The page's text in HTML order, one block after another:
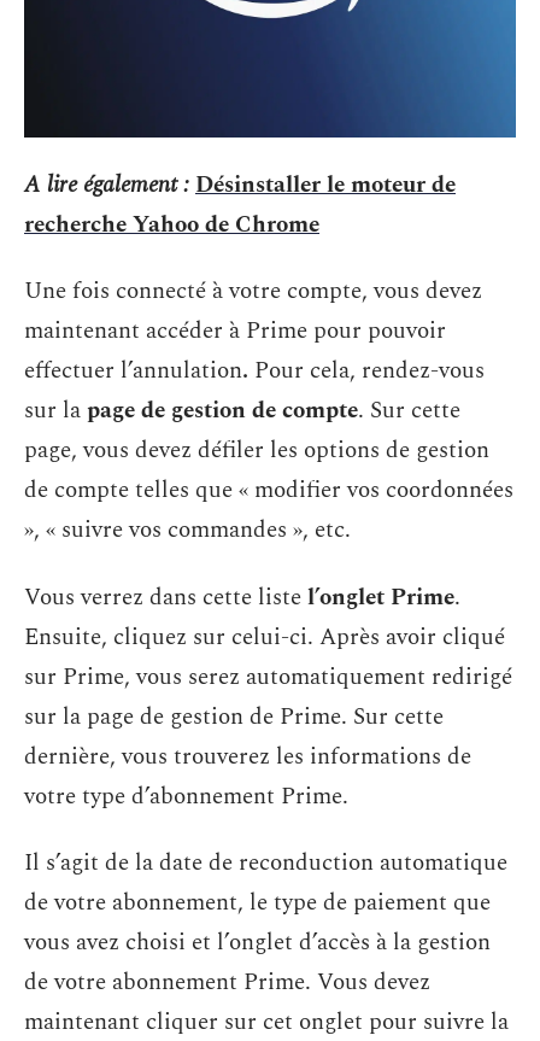
A lire également :Désinstaller le moteur de
recherche Yahoo de Chrome
Une fois connecté à votre compte, vous devez
maintenant accéder à Prime pour pouvoir
effectuer l’annulation. Pour cela, rendez-vous
sur lapage de gestion de compte. Sur cette
page, vous devez défiler les options de gestion
de compte telles que « modifier vos coordonnées
», « suivre vos commandes », etc.
Vous verrez dans cette listel’onglet Prime.
Ensuite, cliquez sur celui-ci. Après avoir cliqué
sur Prime, vous serez automatiquement redirigé
sur la page de gestion de Prime. Sur cette
dernière, vous trouverez les informations de
votre type d’abonnement Prime.
Il s’agit de la date de reconduction automatique
de votre abonnement, le type de paiement que
vous avez choisi et l’onglet d’accès à la gestion
de votre abonnement Prime. Vous devez
maintenant cliquer sur cet onglet pour suivre la